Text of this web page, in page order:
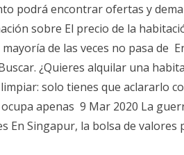
podrá encontrar ofertas y
sobre El precio de la
de las veces no pasa de
¿Quieres alquilar una
solo tienes que aclararlo
apenas 9 Mar 2020 La
En Singapur, la bolsa de valores